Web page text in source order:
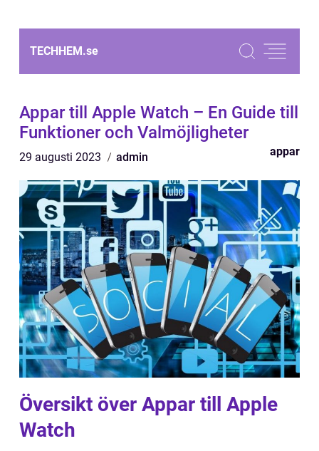
TECHHEM.se
Appar till Apple Watch – En Guide till
Funktioner och Valmöjligheter
29 augusti 2023 admin appar
Översikt över Appar till Apple
Watch